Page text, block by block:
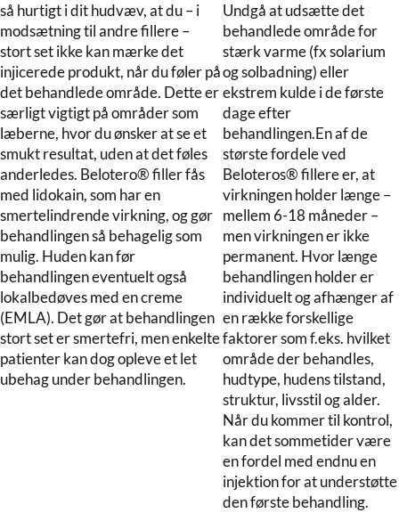
så hurtigt i dit hudvæv, at du – i
modsætning til andre fillere –
stort set ikke kan mærke det
injicerede produkt, når du føler på
det behandlede område. Dette er
særligt vigtigt på områder som
læberne, hvor du ønsker at se et
smukt resultat, uden at det føles
anderledes. Belotero® filler fås
med lidokain, som har en
smertelindrende virkning, og gør
behandlingen så behagelig som
mulig. Huden kan før
behandlingen eventuelt også
lokalbedøves med en creme
(EMLA). Det gør at behandlingen
stort set er smertefri, men enkelte
patienter kan dog opleve et let
ubehag under behandlingen.
Undgå at udsætte det
behandlede område for
stærk varme (fx solarium
og solbadning) eller
ekstrem kulde i de første
dage efter
behandlingen.En af de
største fordele ved
Beloteros® fillere er, at
virkningen holder længe –
mellem 6-18 måneder –
men virkningen er ikke
permanent. Hvor længe
behandlingen holder er
individuelt og afhænger af
en række forskellige
faktorer som f.eks. hvilket
område der behandles,
hudtype, hudens tilstand,
struktur, livsstil og alder.
Når du kommer til kontrol,
kan det sommetider være
en fordel med endnu en
injektion for at understøtte
den første behandling.